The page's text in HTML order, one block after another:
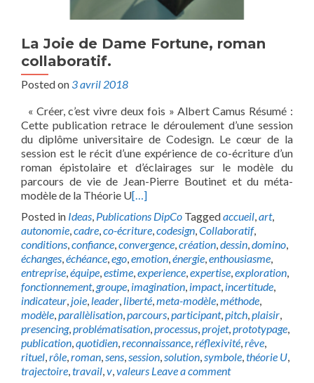
La Joie de Dame Fortune, roman
collaboratif.
Posted on 3 avril 2018
« Créer, c’est vivre deux fois » Albert Camus Résumé :
Cette publication retrace le déroulement d’une session
du diplôme universitaire de Codesign. Le cœur de la
session est le récit d’une expérience de co-écriture d’un
roman épistolaire et d’éclairages sur le modèle du
parcours de vie de Jean-Pierre Boutinet et du méta-
modèle de la Théorie U[…]
Posted in Ideas, Publications DipCo Taggedaccueil,art,
autonomie,cadre,co-écriture,codesign,Collaboratif,
conditions,confiance,convergence,création,dessin,domino,
échanges,échéance,ego,emotion,énergie,enthousiasme,
entreprise,équipe,estime,experience,expertise,exploration,
fonctionnement,groupe, imagination, impact, incertitude,
indicateur, joie, leader, liberté,meta-modèle,méthode,
modèle,parallèlisation,parcours,participant,pitch,plaisir,
presencing,problématisation,processus,projet,prototypage,
publication,quotidien,reconnaissance,réflexivité,rêve,
rituel,rôle,roman,sens,session,solution,symbole,théorie U,
trajectoire,travail,v,valeurs Leave a comment